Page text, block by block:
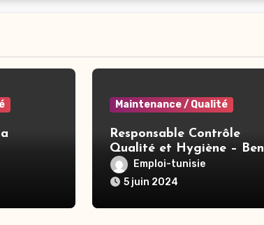
Maintenance / Qualité
Responsable Contrôle
Qualité et Hygiène – Ben
ArousEmploi-tunisie
5 juin 2024